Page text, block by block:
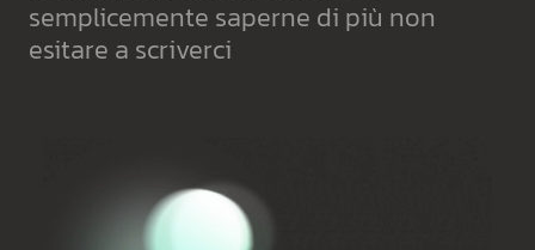
semplicemente saperne di più non
esitare a scriverci